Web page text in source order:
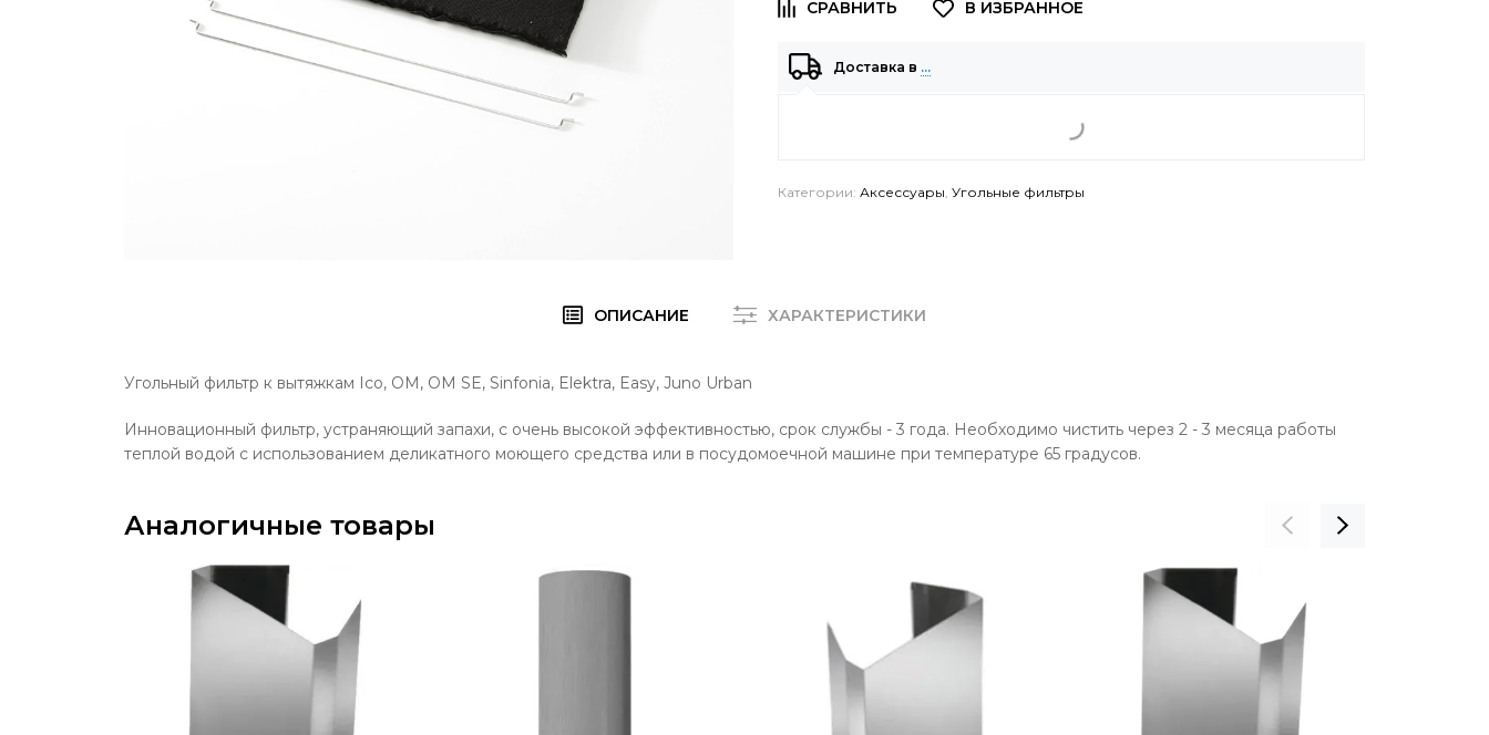
Доставка в …
Категории: Аксессуары, Угольные фильтры
ОПИСАНИЕ ХАРАКТЕРИСТИКИ
Угольный фильтр к вытяжкам Ico, OM, OM SE, Sinfonia, Elektra, Easy, Juno Urban
Инновационный фильтр, устраняющий запахи, с очень высокой эффективностью, срок службы - 3 года. Необходимо чистить через 2 - 3 месяца работы
теплой водой с использованием деликатного моющего средства или в посудомоечной машине при температуре 65 градусов.
Аналогичные товары